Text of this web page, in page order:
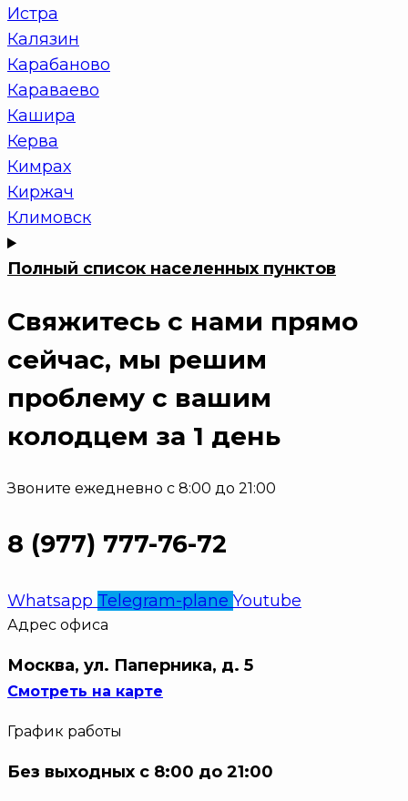
Истра
Калязин
Карабаново
Караваево
Кашира
Керва
Кимрах
Киржач
Климовск
Полный список населенных пунктов
Свяжитесь с нами прямо
сейчас, мы решим
проблему с вашим
колодцем за 1 день
Звоните ежедневно с 8:00 до 21:00
8 (977) 777-76-72
Whatsapp Telegram-plane Youtube
Адрес офиса
Москва, ул. Паперника, д. 5
Смотреть на карте
График работы
Без выходных с 8:00 до 21:00